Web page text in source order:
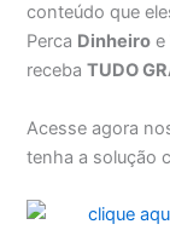
conteúdo que
Perca Dinheiro e
recebaTUDO
Acesse agora
tenha a solução